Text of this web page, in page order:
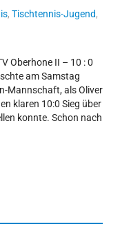
, Tischtennis-Jugend,
Oberhone II – 10 : 0
am Samstag
Mannschaft, als Oliver
klaren 10:0 Sieg über
konnte. Schon nach